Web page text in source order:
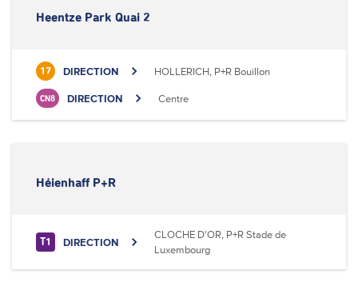
Heentze Park Quai 2
17 DIRECTION HOLLERICH, P+R Bouillon
CN8 DIRECTION Centre
Héienhaff P+R
T1 DIRECTION
CLOCHE D'OR, P+R Stade de
Luxembourg